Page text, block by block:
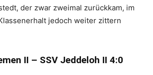
der zwar zweimal zurückkam, im
jedoch weiter zittern
II – SSV Jeddeloh II 4:0